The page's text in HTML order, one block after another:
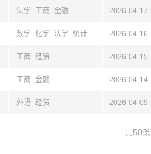
法学 工商 金融 2026-04-17
数学 化学 法学 统计 心理 工商 汉语
2026-04-16
工商 经贸 2026-04-15
工商 金融 2026-04-14
外语 经贸 2026-04-09
共50条